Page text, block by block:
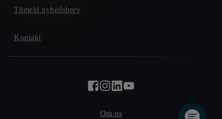
Tilmeld nyhedsbrev
Kontakt
Om os